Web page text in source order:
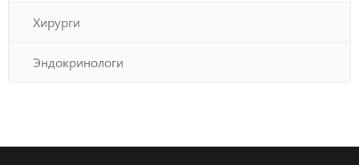
Хирурги
Эндокринологи